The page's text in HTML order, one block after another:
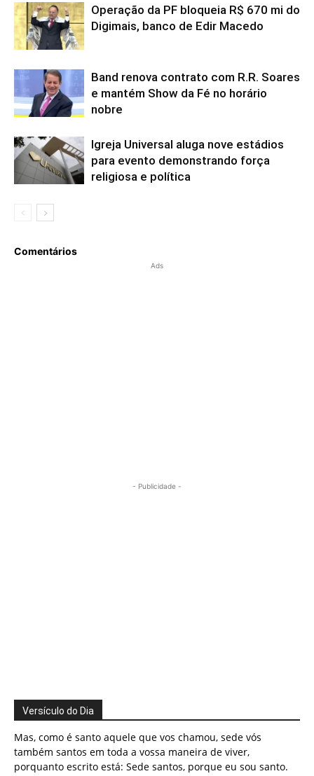
Operação da PF bloqueia R$ 670 mi do
Digimais, banco de Edir Macedo
Band renova contrato com R.R. Soares
e mantém Show da Fé no horário
nobre
Igreja Universal aluga nove estádios
para evento demonstrando força
religiosa e política
Comentários
Ads
- Publicidade -
Versículo do Dia
Mas, como é santo aquele que vos chamou, sede vós
também santos em toda a vossa maneira de viver,
porquanto escrito está: Sede santos, porque eu sou santo.